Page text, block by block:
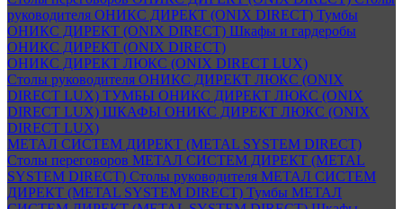
руководителя ОНИКС ДИРЕКТ (ONIX DIRECT) Тумбы
ОНИКС ДИРЕКТ (ONIX DIRECT) Шкафы и гардеробы
ОНИКС ДИРЕКТ (ONIX DIRECT)
ОНИКС ДИРЕКТ ЛЮКС (ONIX DIRECT LUX)
Столы руководителя ОНИКС ДИРЕКТ ЛЮКС (ONIX
DIRECT LUX) ТУМБЫ ОНИКС ДИРЕКТ ЛЮКС (ONIX
DIRECT LUX) ШКАФЫ ОНИКС ДИРЕКТ ЛЮКС (ONIX
DIRECT LUX)
МЕТАЛ СИСТЕМ ДИРЕКТ (METAL SYSTEM DIRECT)
Столы переговоров МЕТАЛ СИСТЕМ ДИРЕКТ (METAL
SYSTEM DIRECT) Столы руководителя МЕТАЛ СИСТЕМ
ДИРЕКТ (METAL SYSTEM DIRECT) Тумбы МЕТАЛ